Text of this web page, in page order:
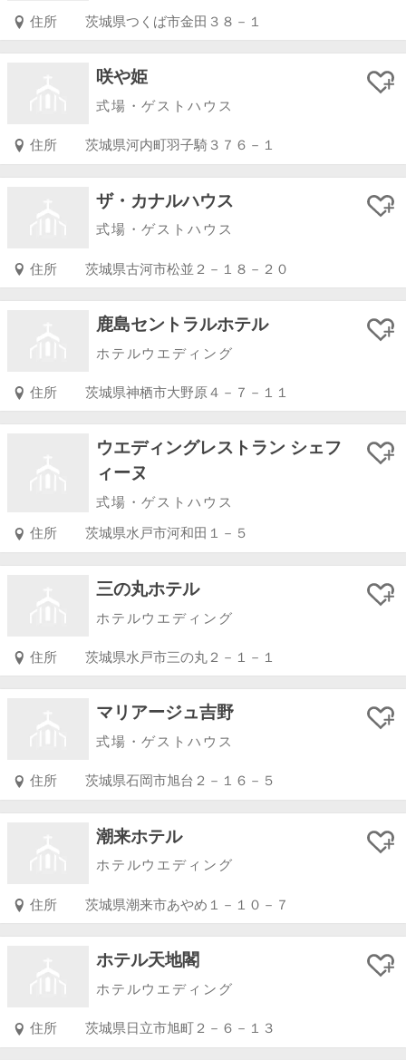
住所 茨城県つくば市金田３８－１
咲や姫
式場・ゲストハウス
住所 茨城県河内町羽子騎３７６－１
ザ・カナルハウス
式場・ゲストハウス
住所 茨城県古河市松並２－１８－２０
鹿島セントラルホテル
ホテルウエディング
住所 茨城県神栖市大野原４－７－１１
ウエディングレストラン シェフ
ィーヌ
式場・ゲストハウス
住所 茨城県水戸市河和田１－５
三の丸ホテル
ホテルウエディング
住所 茨城県水戸市三の丸２－１－１
マリアージュ吉野
式場・ゲストハウス
住所 茨城県石岡市旭台２－１６－５
潮来ホテル
ホテルウエディング
住所 茨城県潮来市あやめ１－１０－７
ホテル天地閣
ホテルウエディング
住所 茨城県日立市旭町２－６－１３